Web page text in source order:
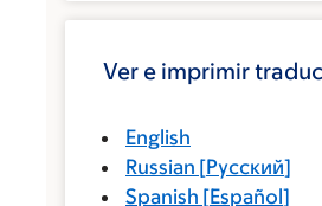
Ver e imprimir
English
Russian [Русский]
Spanish [Español]